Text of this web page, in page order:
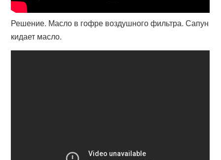
Решение. Масло в гофре воздушного фильтра. Сапун
кидает масло.